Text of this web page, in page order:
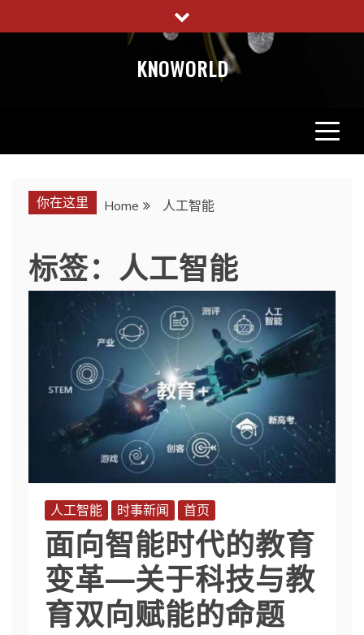
to
KNOWORLD
你在这里 Home 人工智能
标签：人工智能
人工智能 时事新闻 首页
面向智能时代的教育
变革—关于科技与教
育双向赋能的命题